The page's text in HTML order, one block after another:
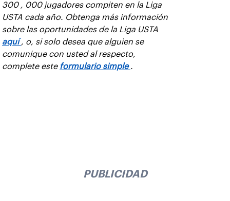
300 , 000 jugadores compiten en la Liga
USTA cada año. Obtenga más información
sobre las oportunidades de la Liga USTA
aquí, o, si solo desea que alguien se
comunique con usted al respecto,
complete este formulario simple.
PUBLICIDAD